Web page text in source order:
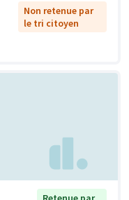
Non retenue par
le tri citoyen